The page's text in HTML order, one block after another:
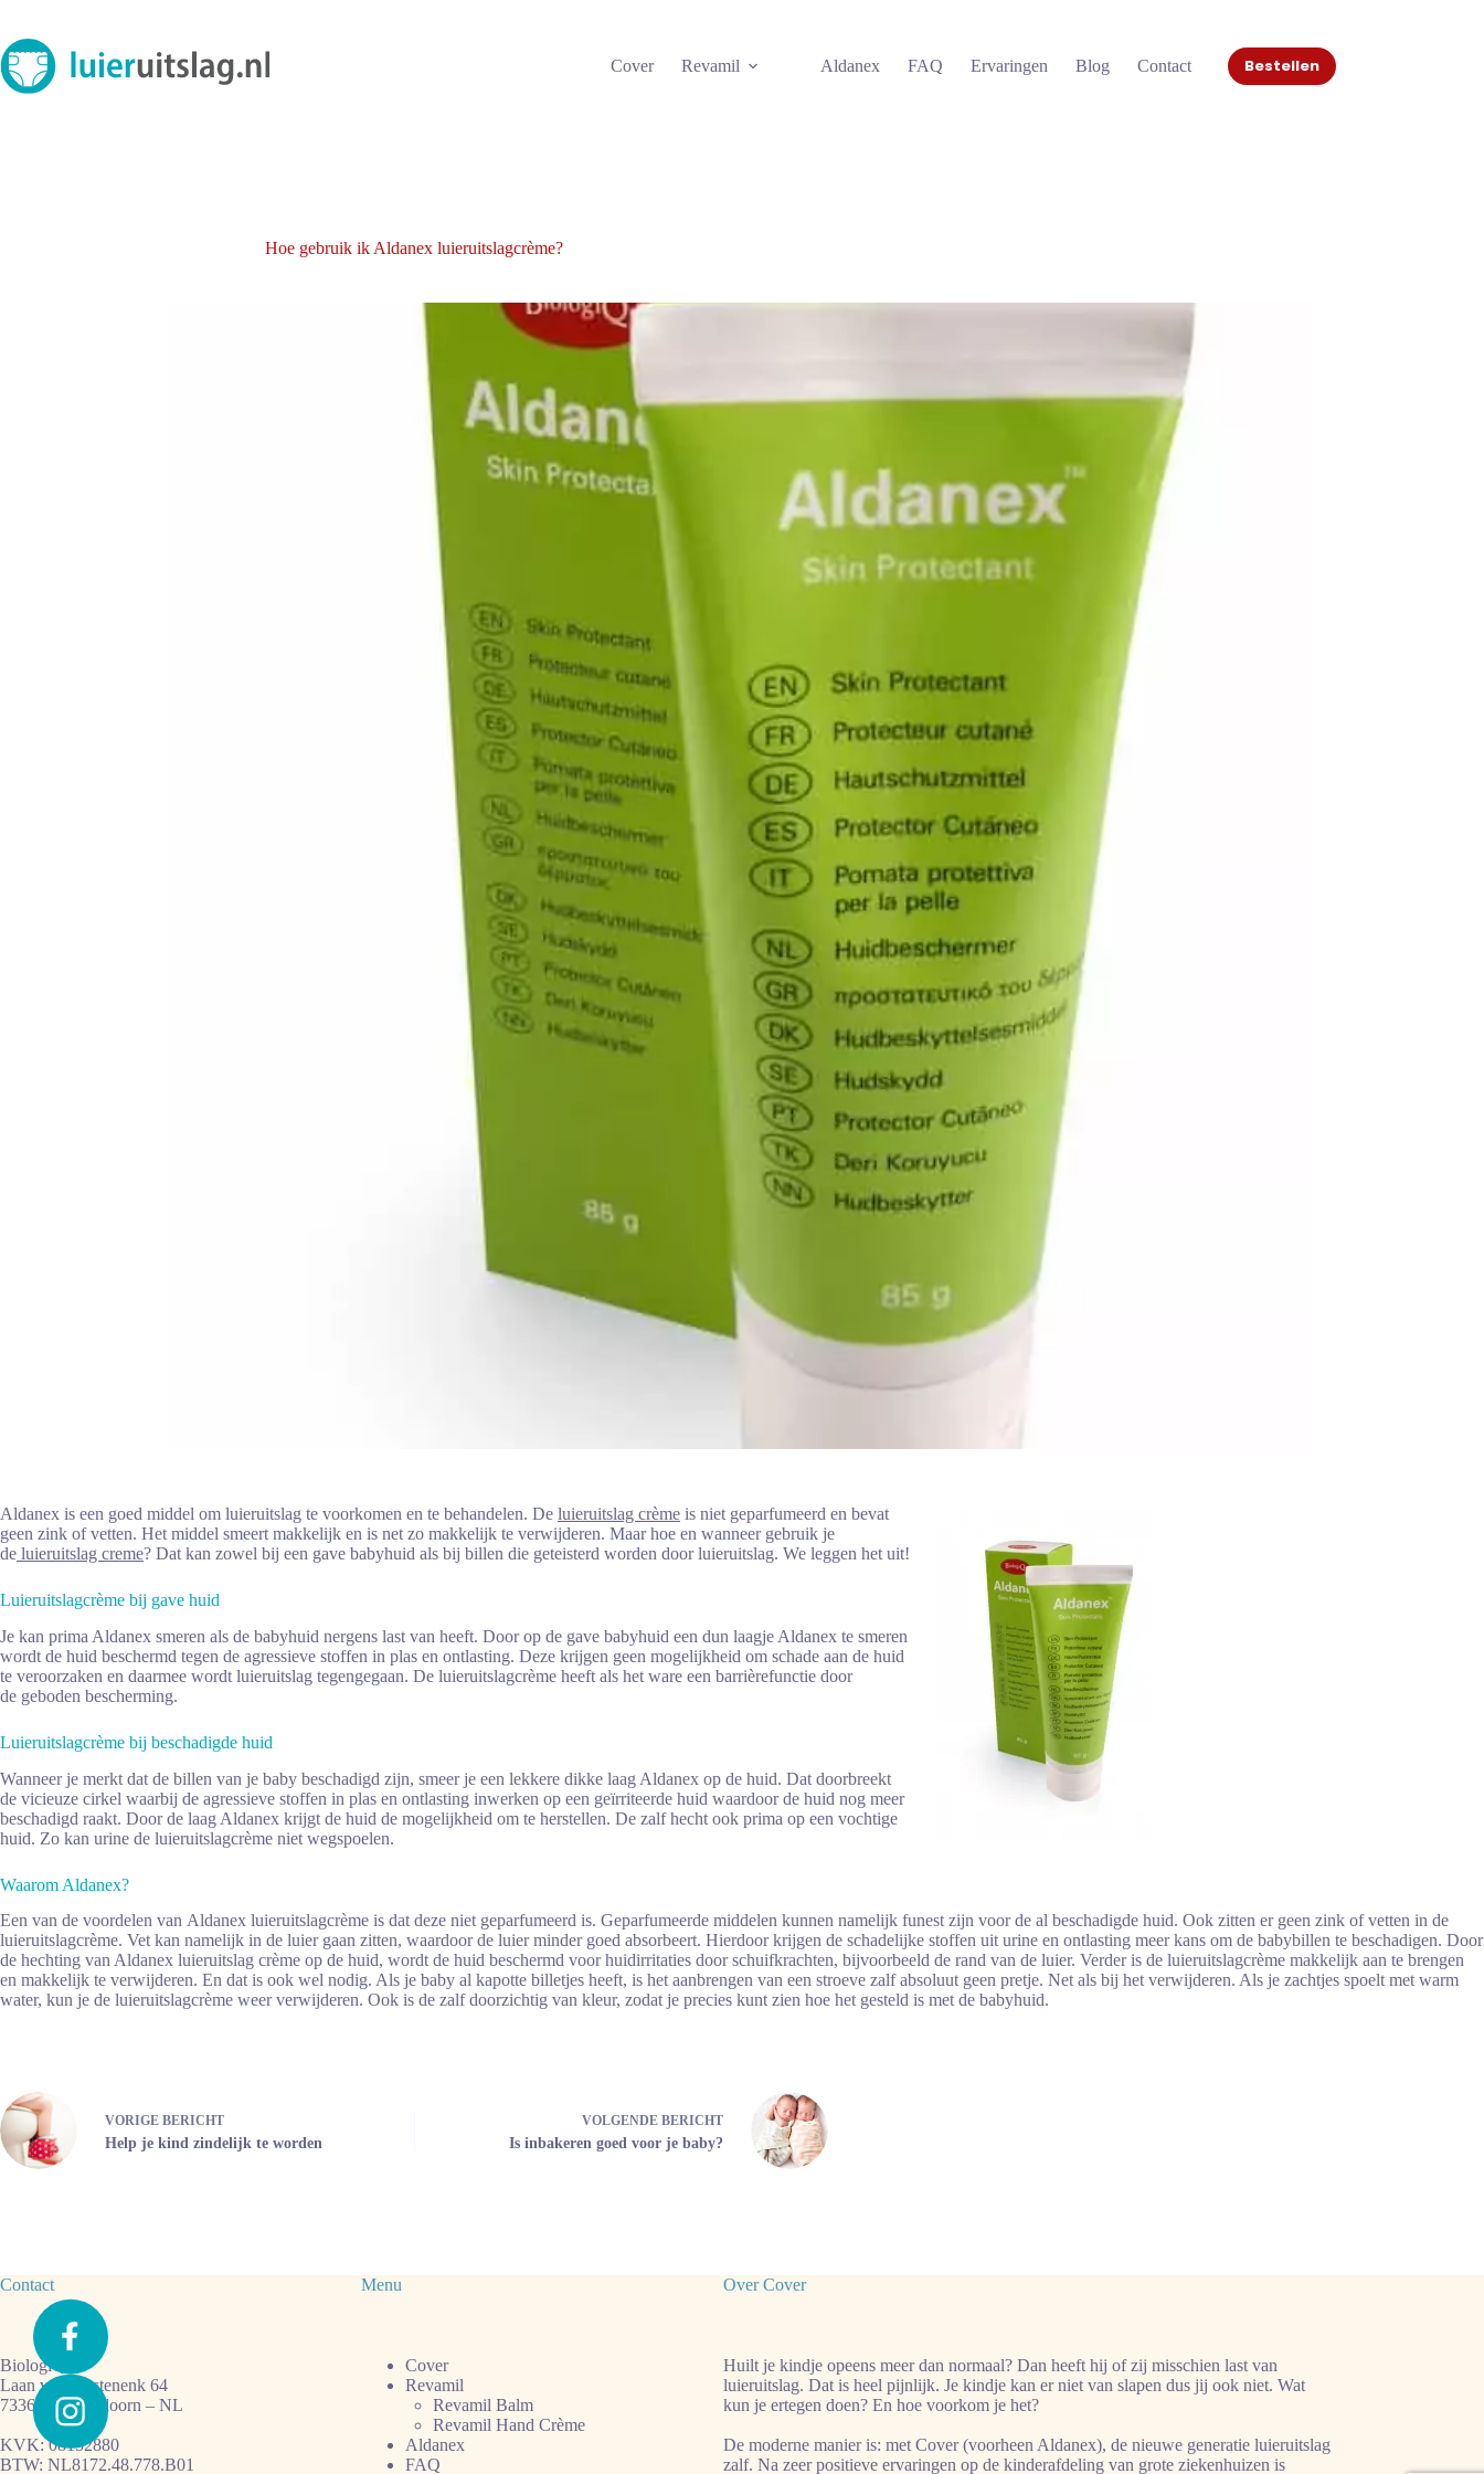
de
inhoud
Cover Revamil Aldanex FAQ Ervaringen Blog Contact Bestellen
Hoe gebruik ik Aldanex luieruitslagcrème?
Aldanex is een goed middel om luieruitslag te voorkomen en te behandelen. De luieruitslag crème is niet geparfumeerd en bevat
geen zink of vetten. Het middel smeert makkelijk en is net zo makkelijk te verwijderen. Maar hoe en wanneer gebruik je
de luieruitslag creme? Dat kan zowel bij een gave babyhuid als bij billen die geteisterd worden door luieruitslag. We leggen het uit!
Luieruitslagcrème bij gave huid
Je kan prima Aldanex smeren als de babyhuid nergens last van heeft. Door op de gave babyhuid een dun laagje Aldanex te smeren
wordt de huid beschermd tegen de agressieve stoffen in plas en ontlasting. Deze krijgen geen mogelijkheid om schade aan de huid
te veroorzaken en daarmee wordt luieruitslag tegengegaan. De luieruitslagcrème heeft als het ware een barrièrefunctie door
de geboden bescherming.
Luieruitslagcrème bij beschadigde huid
Wanneer je merkt dat de billen van je baby beschadigd zijn, smeer je een lekkere dikke laag Aldanex op de huid. Dat doorbreekt
de vicieuze cirkel waarbij de agressieve stoffen in plas en ontlasting inwerken op een geïrriteerde huid waardoor de huid nog meer
beschadigd raakt. Door de laag Aldanex krijgt de huid de mogelijkheid om te herstellen. De zalf hecht ook prima op een vochtige
huid. Zo kan urine de luieruitslagcrème niet wegspoelen.
Waarom Aldanex?
Een van de voordelen van Aldanex luieruitslagcrème is dat deze niet geparfumeerd is. Geparfumeerde middelen kunnen namelijk funest zijn voor de al beschadigde huid. Ook zitten er geen zink of vetten in de
luieruitslagcrème. Vet kan namelijk in de luier gaan zitten, waardoor de luier minder goed absorbeert. Hierdoor krijgen de schadelijke stoffen uit urine en ontlasting meer kans om de babybillen te beschadigen. Door
de hechting van Aldanex luieruitslag crème op de huid, wordt de huid beschermd voor huidirritaties door schuifkrachten, bijvoorbeeld de rand van de luier. Verder is de luieruitslagcrème makkelijk aan te brengen
en makkelijk te verwijderen. En dat is ook wel nodig. Als je baby al kapotte billetjes heeft, is het aanbrengen van een stroeve zalf absoluut geen pretje. Net als bij het verwijderen. Als je zachtjes spoelt met warm
water, kun je de luieruitslagcrème weer verwijderen. Ook is de zalf doorzichtig van kleur, zodat je precies kunt zien hoe het gesteld is met de babyhuid.
VORIGE BERICHT
Help je kind zindelijk te worden
VOLGENDE BERICHT
Is inbakeren goed voor je baby?
Contact
BiologiQ
Laan van Westenenk 64
7336 AZ Apeldoorn – NL
KVK: 08152880
BTW: NL8172.48.778.B01
Menu
Cover
Revamil
Revamil Balm
Revamil Hand Crème
Aldanex
FAQ
Over Cover
Huilt je kindje opeens meer dan normaal? Dan heeft hij of zij misschien last van
luieruitslag. Dat is heel pijnlijk. Je kindje kan er niet van slapen dus jij ook niet. Wat
kun je ertegen doen? En hoe voorkom je het?
De moderne manier is: met Cover (voorheen Aldanex), de nieuwe generatie luieruitslag
zalf. Na zeer positieve ervaringen op de kinderafdeling van grote ziekenhuizen is